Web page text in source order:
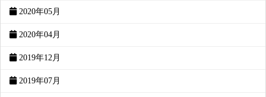
2020年05月
2020年04月
2019年12月
2019年07月